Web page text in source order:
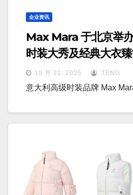
企业资讯
Max Mara 于北京举
时装大秀及经典大衣
10 月 21, 2025 TENG
意大利高级时装品牌 Max